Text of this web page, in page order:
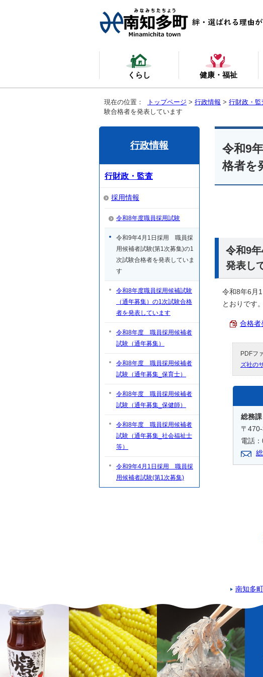
くらし 健康・福祉
現在の位置： トップページ > 行政情報 > 行財政・監
験合格者を発表しています
令和9
格者を
令和9
発表し
令和8年6月
とおりです
合格者
PDFフ
ズ社の
総務課
〒
電話
行政情報
行財政・監査
採用情報
令和8年度職員採用試験
令和9年4月1日採用 職員採
用候補者試験(第1次募集)の1
次試験合格者を発表していま
す
令和8年度職員採用候補試験
（通年募集）の1次試験合格
者を発表しています
令和8年度 職員採用候補者
試験（通年募集）
令和8年度 職員採用候補者
試験（通年募集_保育士）
令和8年度 職員採用候補者
試験（通年募集_保健師）
令和8年度 職員採用候補者
試験（通年募集_社会福祉士
等）
令和9年4月1日採用 職員採
用候補者試験(第1次募集)
南知多